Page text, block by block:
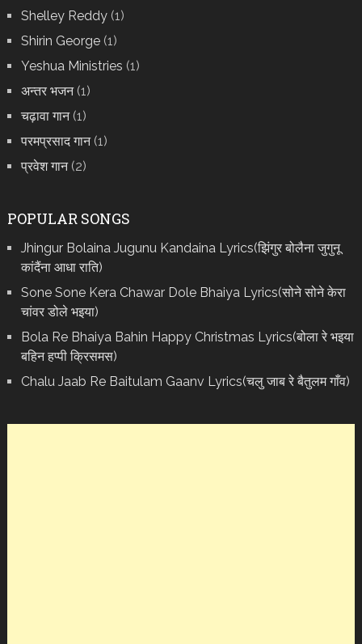
Shelley Reddy(1)
Shirin George(1)
Yeshua Ministries (1)
अन्तर भजन(1)
चढ़ावा गान(1)
परमप्रसाद गान(1)
प्रवेश गान(2)
POPULAR SONGS
Jhingur Bolaina Jugunu Kandaina Lyrics(झिंगुर बोलैना जुगुनू
कांदैंना आधा राति)
Sone Sone Kera Chawar Dole Bhaiya Lyrics(सोने सोने केरा
चांवर डोले भइया)
Bola Re Bh‌aiya Bahin Happy Christmas Lyrics(बोला रे भ‌इया
बहिन हप्पी क्रिसमस)
Chalu Jaab Re Baitulam Gaanv Lyrics(चलु जाब रे बैतुलम गाँव)